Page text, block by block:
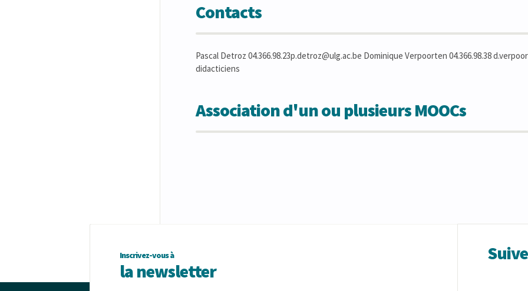
Contacts
Pascal Detroz 04.366.98.23p.detroz@ulg.ac.be Dominique Verpoorten 04.366.98.38
didacticiens
Association d'un ou plusieurs MOOCs
Inscrivez-vous à
la newsletter